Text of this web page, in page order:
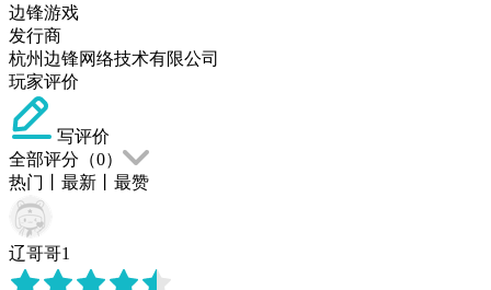
边锋游戏
发行商
杭州边锋网络技术有限公司
玩家评价
写评价
全部评分（0）
热门
最新 最赞
辽哥哥1